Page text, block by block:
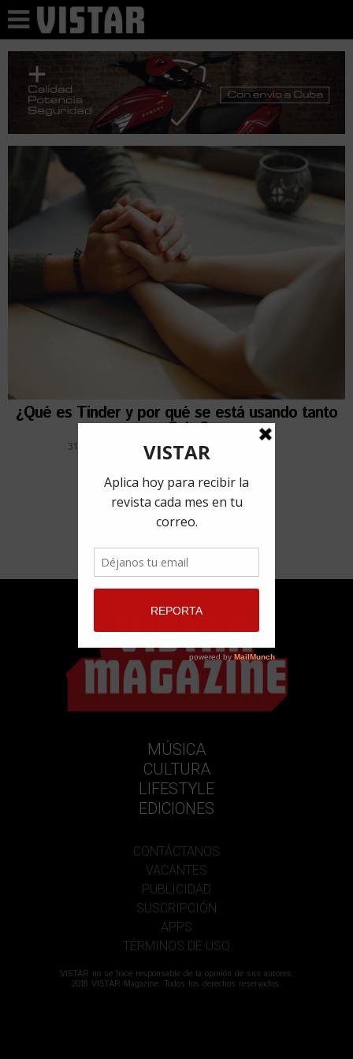
¿Qué es Tinder y por qué se está usando tanto
en Cuba?
31 mayo, 2019 porAdriana Marcelo Costa
MÚSICA
CULTURA
LIFESTYLE
EDICIONES
CONTÁCTANOS
VACANTES
PUBLICIDAD
SUSCRIPCIÓN
APPS
TÉRMINOS DE USO
VISTAR no se hace responsable de la opinión de sus autores.
2018 VISTAR Magazine. Todos los derechos reservados.